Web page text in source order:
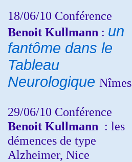
18/06/10 Conférence
Benoit Kullmann : un
fantôme dans le
Tableau
Neurologique Nîmes
29/06/10 Conférence
Benoit Kullmann : les
démences de type
Alzheimer, Nice